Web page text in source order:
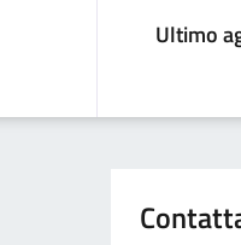
Ultimo